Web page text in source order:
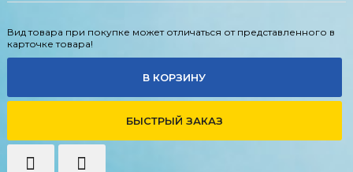
Вид товара при покупке может отличаться от представленного в
карточке товара!
В КОРЗИНУ
БЫСТРЫЙ ЗАКАЗ